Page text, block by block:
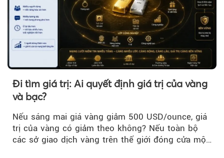
Đi tìm giá trị: Ai quyết định giá trị của vàng
và bạc?
Nếu sáng mai giá vàng giảm 500 USD/ounce, giá
trị của vàng có giảm theo không? Nếu toàn bộ
các sở giao dịch vàng trên thế giới đóng cửa một